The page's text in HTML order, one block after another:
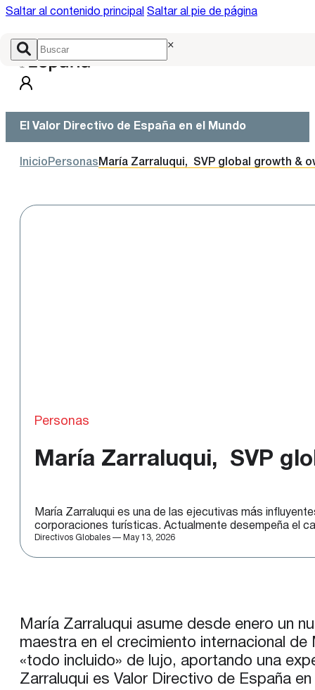
Saltar al contenido principal Saltar al pie de página
×
El Valor Directivo de España en el Mundo
Inicio Personas María Zarraluqui, SVP global growth &
Personas
María Zarraluqui, SVP
María Zarraluqui es una de las ejecutivas más
corporaciones turísticas. Actualmente desempeña el
Directivos Globales — May 13, 2026
María Zarraluqui asume desde enero un
maestra en el crecimiento internacional
«todo incluido» de lujo, aportando una
Zarraluqui es Valor Directivo de España